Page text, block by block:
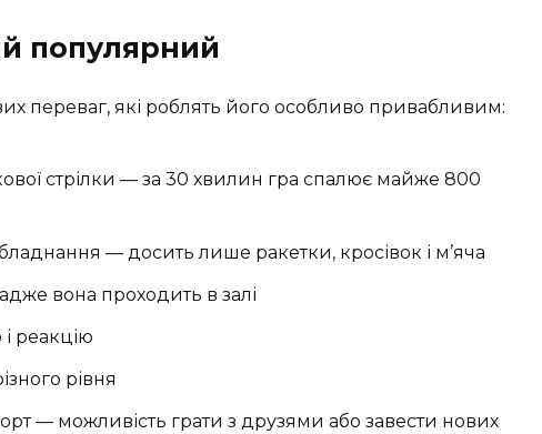
популярний
переваг, які роблять його особливо привабливим:
стрілки — за 30 хвилин гра спалює майже 800
— досить лише ракетки, кросівок і м’яча
вона проходить в залі
реакцію
рівня
— можливість грати з друзями або завести нових